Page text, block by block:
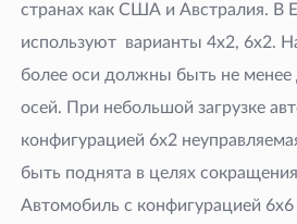
странах как США и Австралия. В
используют варианты 4х2, 6х2.
более оси должны быть не менее
осей. При небольшой загрузке
конфигурацией 6х2
быть поднята в целях
Автомобиль с конфигурацией 6х6